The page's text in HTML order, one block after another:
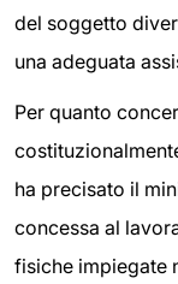
del soggetto
una adeguata
Per quanto
ha precisato il
concessa al
fisiche impiegate